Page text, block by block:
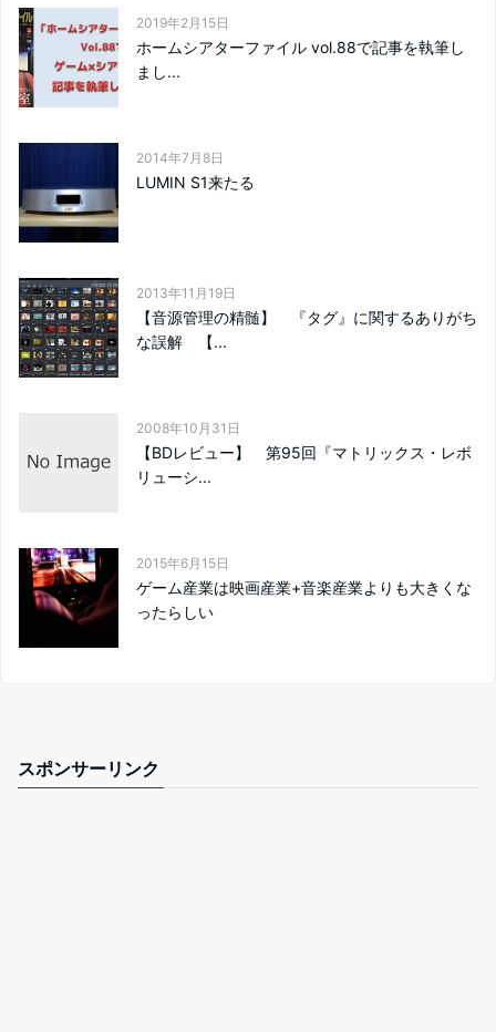
2019年2月15日
ホームシアターファイル vol.88で記事を執筆し
まし...
2014年7月8日
LUMIN S1来たる
2013年11月19日
【音源管理の精髄】 『タグ』に関するありがち
な誤解 【...
2008年10月31日
【BDレビュー】 第95回『マトリックス・レボ
リューシ...
2015年6月15日
ゲーム産業は映画産業+音楽産業よりも大きくな
ったらしい
スポンサーリンク